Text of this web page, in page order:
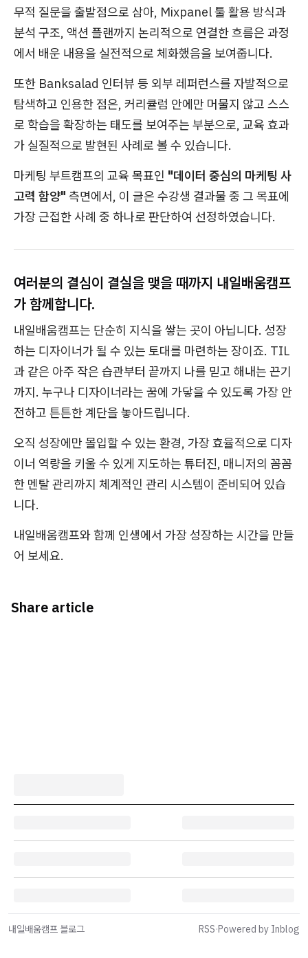
무적 질문을 출발점으로 삼아, Mixpanel 툴 활용 방식과
분석 구조, 액션 플랜까지 논리적으로 연결한 흐름은 과정
에서 배운 내용을 실전적으로 체화했음을 보여줍니다.
또한 Banksalad 인터뷰 등 외부 레퍼런스를 자발적으로
탐색하고 인용한 점은, 커리큘럼 안에만 머물지 않고 스스
로 학습을 확장하는 태도를 보여주는 부분으로, 교육 효과
가 실질적으로 발현된 사례로 볼 수 있습니다.
마케팅 부트캠프의 교육 목표인 "데이터 중심의 마케팅 사
고력 함양" 측면에서, 이 글은 수강생 결과물 중 그 목표에
가장 근접한 사례 중 하나로 판단하여 선정하였습니다.
여러분의 결심이 결실을 맺을 때까지 내일배움캠프
가 함께합니다.
내일배움캠프는 단순히 지식을 쌓는 곳이 아닙니다. 성장
하는 디자이너가 될 수 있는 토대를 마련하는 장이죠. TIL
과 같은 아주 작은 습관부터 끝까지 나를 믿고 해내는 끈기
까지. 누구나 디자이너라는 꿈에 가닿을 수 있도록 가장 안
전하고 튼튼한 계단을 놓아드립니다.
오직 성장에만 몰입할 수 있는 환경, 가장 효율적으로 디자
이너 역량을 키울 수 있게 지도하는 튜터진, 매니저의 꼼꼼
한 멘탈 관리까지 체계적인 관리 시스템이 준비되어 있습
니다.
내일배움캠프와 함께 인생에서 가장 성장하는 시간을 만들
어 보세요.
Share article
내일배움캠프 블로그 RSS·Powered by Inblog